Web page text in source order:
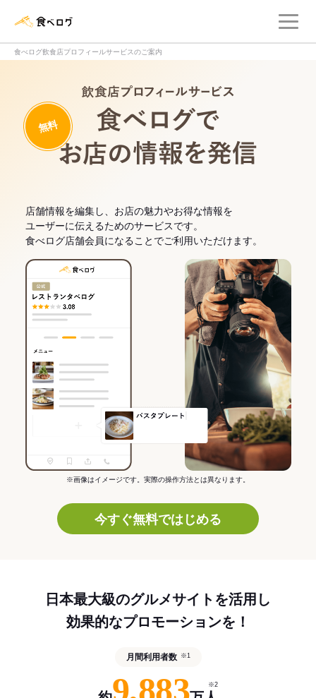
食べログ飲食店プロフィールサービスのご案内
無料
店舗情報を編集し、お店の魅力やお得な情報を
ユーザーに伝えるためのサービスです。
食べログ店舗会員になることでご利用いただけます。
※画像はイメージです。実際の操作方法とは異なります。
今すぐ無料ではじめる
日本最大級のグルメサイトを活用し
効果的なプロモーションを！
月間利用者数 ※1
※2